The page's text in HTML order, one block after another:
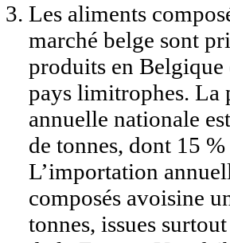
Les aliments
marché belge sont
produits en Belgique
pays limitrophes. La
annuelle nationale
de tonnes, dont 15
L’importation
composés avoisine
tonnes, issues